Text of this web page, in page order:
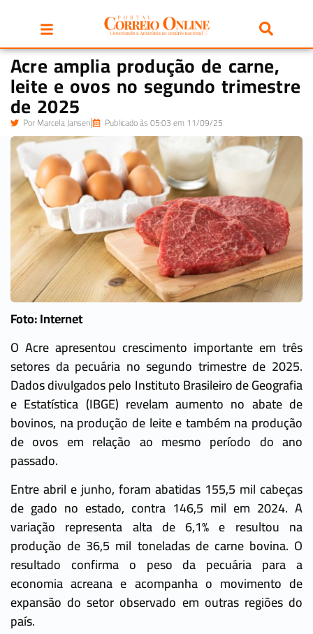
Acre amplia produção de carne,
leite e ovos no segundo trimestre
de 2025
PorMarcela Jansen Publicado às 05:03 em 11/09/25
Foto: Internet
O Acre apresentou crescimento importante em três
setores da pecuária no segundo trimestre de 2025.
Dados divulgados pelo Instituto Brasileiro de Geografia
e Estatística (IBGE) revelam aumento no abate de
bovinos, na produção de leite e também na produção
de ovos em relação ao mesmo período do ano
passado.
Entre abril e junho, foram abatidas 155,5 mil cabeças
de gado no estado, contra 146,5 mil em 2024. A
variação representa alta de 6,1% e resultou na
produção de 36,5 mil toneladas de carne bovina. O
resultado confirma o peso da pecuária para a
economia acreana e acompanha o movimento de
expansão do setor observado em outras regiões do
país.